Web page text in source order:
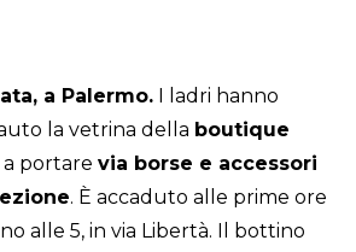
a Palermo. I ladri hanno
la vetrina della boutique
portare via borse e accessori
. È accaduto alle prime ore
alle 5, in via Libertà. Il bottino